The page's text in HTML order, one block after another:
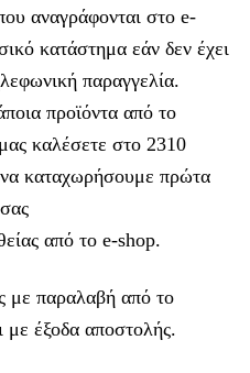
αναγράφονται στο e-
κατάστημα εάν δεν έχει
παραγγελία.
προϊόντα από το
καλέσετε στο 2310
καταχωρήσουμε πρώτα
από το e-shop.
με παραλαβή από το
με έξοδα αποστολής.